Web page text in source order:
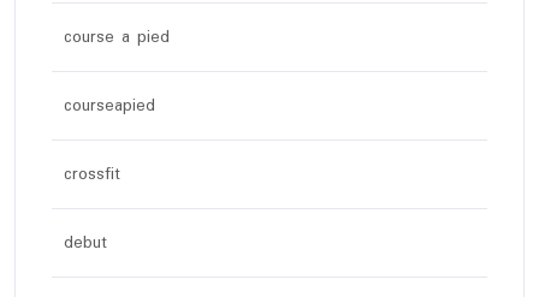
course a pied
courseapied
crossfit
debut